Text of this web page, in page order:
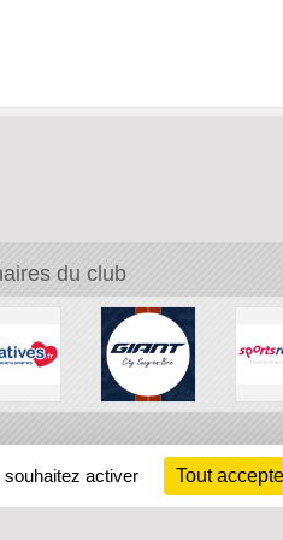
du club
activer Tout